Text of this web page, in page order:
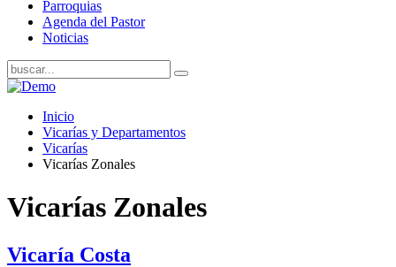
Parroquias
Agenda del Pastor
Noticias
Inicio
Vicarías y Departamentos
Vicarías
Vicarías Zonales
Vicarías Zonales
Vicaría Costa